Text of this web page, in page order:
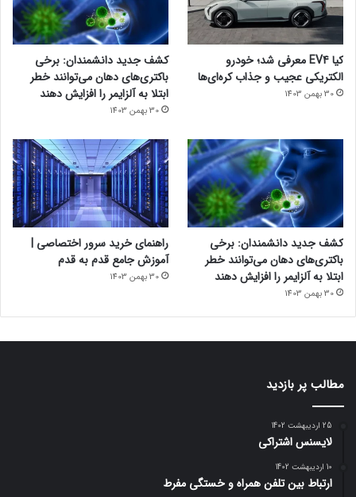
کیا EV4 معرفی شد؛ خودرو
الکتریکی عجیب و جذاب کره‌ای‌ها
30 بهمن 1403
کشف جدید دانشمندان: برخی
باکتری‌های دهان می‌توانند خطر
ابتلا به آلزایمر را افزایش دهند
30 بهمن 1403
کشف جدید دانشمندان: برخی
باکتری‌های دهان می‌توانند خطر
ابتلا به آلزایمر را افزایش دهند
30 بهمن 1403
راهنمای خرید سرور اختصاصی |
آموزش جامع قدم به قدم
30 بهمن 1403
مطالب پر بازدید
25 اردیبهشت 1402
لایسنس اشتراکی
10 اردیبهشت 1402
ارتباط بین تلفن همراه و خستگی مفرط